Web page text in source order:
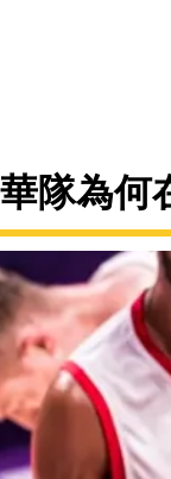
隊為何